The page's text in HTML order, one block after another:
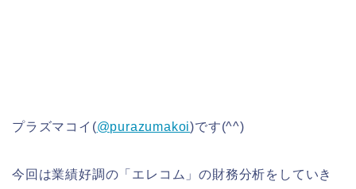
プラズマコイ(@purazumakoi)です(^^)
今回は業績好調の「エレコム」の財務分析をしていき